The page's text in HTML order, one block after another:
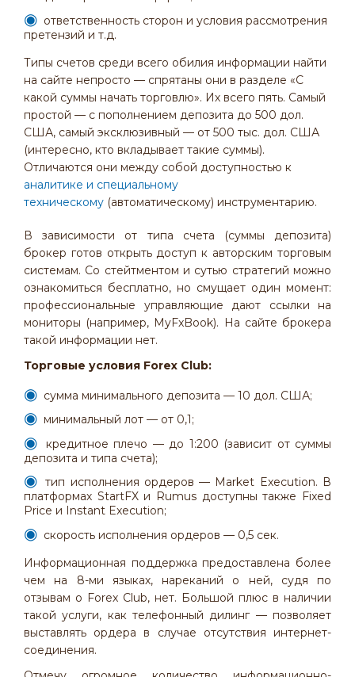
ответственность сторон и условия рассмотрения
претензий и т.д.
Типы счетов среди всего обилия информации найти
на сайте непросто — спрятаны они в разделе «С
какой суммы начать торговлю». Их всего пять. Самый
простой — с пополнением депозита до 500 дол.
США, самый эксклюзивный — от 500 тыс. дол. США
(интересно, кто вкладывает такие суммы).
Отличаются они между собой доступностью к
аналитике и специальному
техническому (автоматическому) инструментарию.
В зависимости от типа счета (суммы депозита)
брокер готов открыть доступ к авторским торговым
системам. Со стейтментом и сутью стратегий можно
ознакомиться бесплатно, но смущает один момент:
профессиональные управляющие дают ссылки на
мониторы (например, MyFxBook). На сайте брокера
такой информации нет.
Торговые условия Forex Club:
сумма минимального депозита — 10 дол. США;
минимальный лот — от 0,1;
кредитное плечо — до 1:200 (зависит от суммы
депозита и типа счета);
тип исполнения ордеров — Market Execution. В
платформах StartFX и Rumus доступны также Fixed
Price и Instant Execution;
скорость исполнения ордеров — 0,5 сек.
Информационная поддержка предоставлена более
чем на 8-ми языках, нареканий о ней, судя по
отзывам о Forex Club, нет. Большой плюс в наличии
такой услуги, как телефонный дилинг — позволяет
выставлять ордера в случае отсутствия интернет-
соединения.